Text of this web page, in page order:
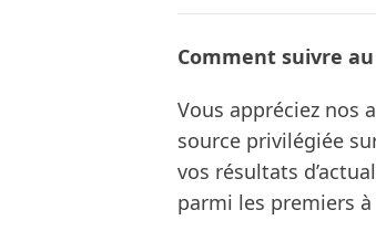
Comment suivre
Vous appréciez nos
source privilégiée
vos résultats
parmi les premiers